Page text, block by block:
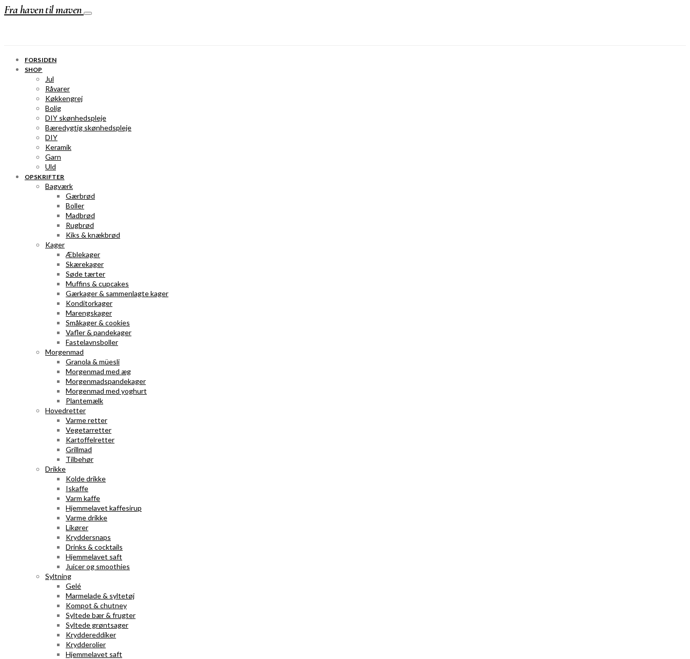
Fra haven til maven
FORSIDEN
SHOP
Jul
Råvarer
Køkkengrej
Bolig
DIY skønhedspleje
Bæredygtig skønhedspleje
DIY
Keramik
Garn
Uld
OPSKRIFTER
Bagværk
Gærbrød
Boller
Madbrød
Rugbrød
Kiks & knækbrød
Kager
Æblekager
Skærekager
Søde tærter
Muffins & cupcakes
Gærkager & sammenlagte kager
Konditorkager
Marengskager
Småkager & cookies
Vafler & pandekager
Fastelavnsboller
Morgenmad
Granola & müesli
Morgenmad med æg
Morgenmadspandekager
Morgenmad med yoghurt
Plantemælk
Hovedretter
Varme retter
Vegetarretter
Kartoffelretter
Grillmad
Tilbehør
Drikke
Kolde drikke
Iskaffe
Varm kaffe
Hjemmelavet kaffesirup
Varme drikke
Likører
Kryddersnaps
Drinks & cocktails
Hjemmelavet saft
Juicer og smoothies
Syltning
Gelé
Marmelade & syltetøj
Kompot & chutney
Syltede bær & frugter
Syltede grøntsager
Kryddereddiker
Krydderolier
Hjemmelavet saft